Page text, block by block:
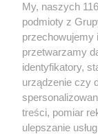
Żaden utwór
rozpowszechniany
tym także
eksploatacji w
bez pisemnej zgody
wykorzystanie
bez właściwej
prawnie.
My, naszych
podmioty z
przechowujemy
przetwarzamy
identyfikatory,
urządzenie czy
treści, pomiar
ulepszanie